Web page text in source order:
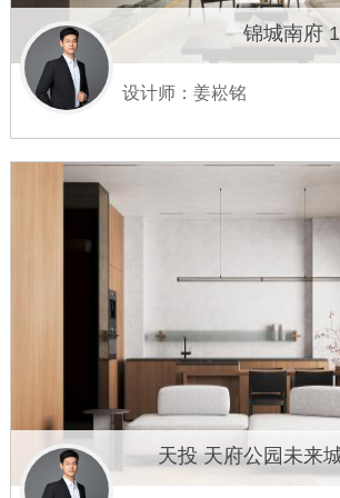
锦城南府
设计师：姜崧铭
天投 天府公园未来